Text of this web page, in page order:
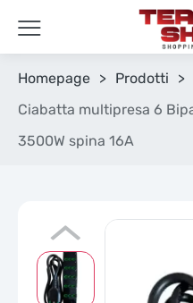
Homepage > Prodotti >
Ciabatta multipresa 6
3500W spina 16A